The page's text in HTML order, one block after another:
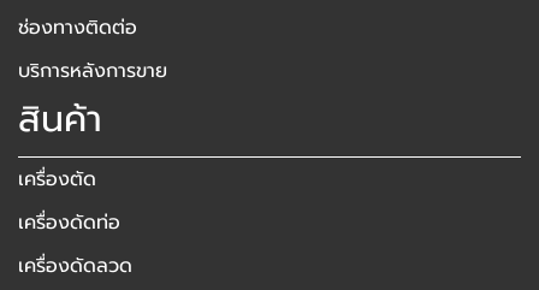
ช่องทางติดต่อ
บริการหลังการขาย
สินค้า
เครื่องตัด
เครื่องดัดท่อ
เครื่องดัดลวด